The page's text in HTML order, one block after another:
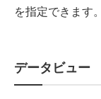
を指定できます。
データビュー